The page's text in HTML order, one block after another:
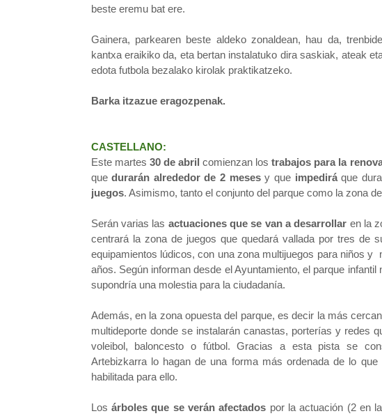
beste eremu bat ere.
Gainera, parkearen beste aldeko zonaldean, hau da,
kantxa eraikiko da, eta bertan instalatuko dira saskiak, ateak
edota futbola bezalako kirolak praktikatzeko.
Barka itzazue eragozpenak.
CASTELLANO:
Este martes 30 de abrilcomienzan los trabajos para la
quedurarán alrededor de 2 mesesy que impediráque
juegos. Asimismo, tanto el conjunto del parque como la zona
Serán varias las actuaciones que se van a desarrollar en la
centrará la zona de juegos que quedará vallada por tres de
equipamientos lúdicos, con una zona multijuegos para niños
años. Según informan desde el Ayuntamiento,el parque infantil
supondría una molestia para la ciudadanía.
Además, en la zona opuesta del parque, es decir la más
multideporte donde se instalarán canastas, porterías y redes
voleibol, baloncesto o fútbol. Gracias a esta pista se
Artebizkarra lo hagan de una forma más ordenada de lo
habilitada para ello.
Los árboles que se verán afectados por la actuación (2 en